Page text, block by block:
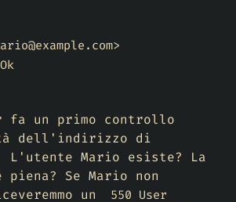
un primo controllo
dell'indirizzo di
L'utente Mario esiste? La
Se Mario non
un
550 User